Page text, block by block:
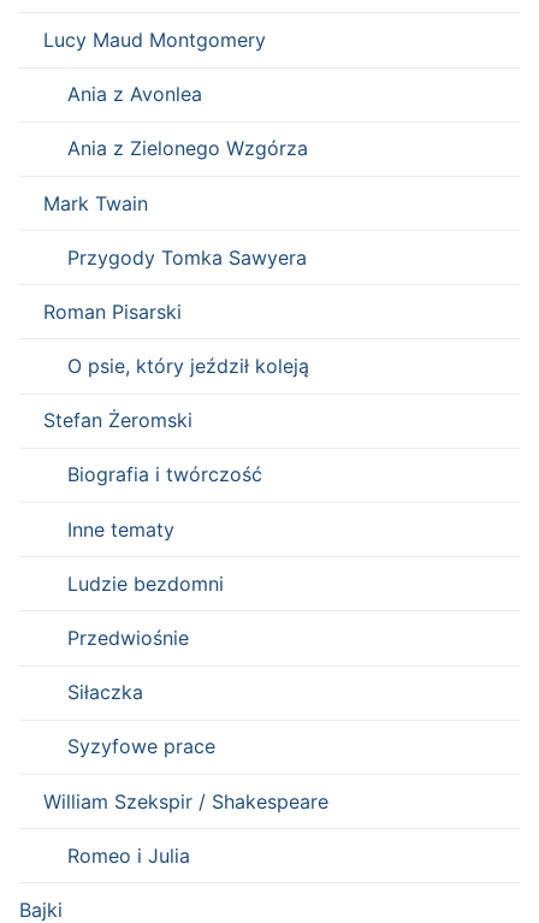
Lucy Maud Montgomery
Ania z Avonlea
Ania z Zielonego Wzgórza
Mark Twain
Przygody Tomka Sawyera
Roman Pisarski
O psie, który jeździł koleją
Stefan Żeromski
Biografia i twórczość
Inne tematy
Ludzie bezdomni
Przedwiośnie
Siłaczka
Syzyfowe prace
William Szekspir / Shakespeare
Romeo i Julia
Bajki